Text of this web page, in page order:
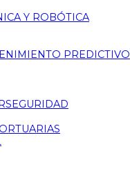
Y ROBÓTICA
PREDICTIVO